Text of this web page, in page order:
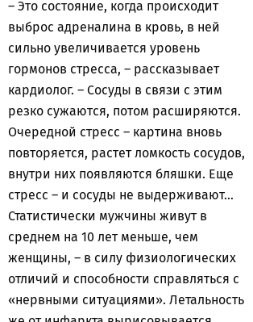
– Это состояние, когда происходит
выброс адреналина в кровь, в ней
сильно увеличивается уровень
гормонов стресса, – рассказывает
кардиолог. – Сосуды в связи с этим
резко сужаются, потом расширяются.
Очередной стресс – картина вновь
повторяется, растет ломкость сосудов,
внутри них появляются бляшки. Еще
стресс – и сосуды не выдерживают…
Статистически мужчины живут в
среднем на 10 лет меньше, чем
женщины, – в силу физиологических
отличий и способности справляться с
«нервными ситуациями». Летальность